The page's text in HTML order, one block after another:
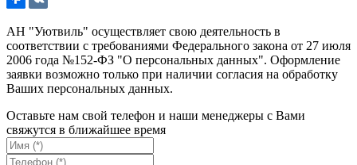
АН "Уютвиль" осуществляет свою деятельность в
соответствии с требованиями Федерального закона от 27 июля
2006 года №152-ФЗ "О персональных данных". Оформление
заявки возможно только при наличии согласия на обработку
Ваших персональных данных.
Оставьте нам свой телефон и наши менеджеры с Вами
свяжутся в ближайшее время